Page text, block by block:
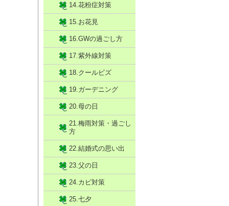
14.花粉症対策
15.お花見
16.GWの過ごし方
17.紫外線対策
18.クールビズ
19.ガーデニング
20.母の日
21.梅雨対策・過ごし
方
22.結婚式の思い出
23.父の日
24.カビ対策
25.七夕